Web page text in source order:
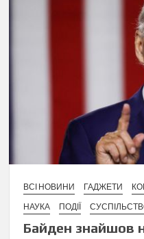
ВСІ НОВИНИ ГАДЖЕТИ
НАУКА
ПОДІЇ
Байден знайшов